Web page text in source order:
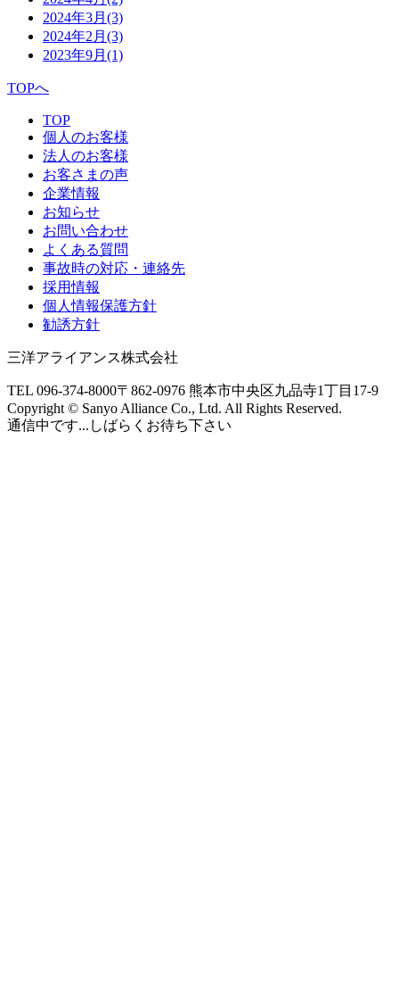
2024年3月 (3)
2024年2月 (3)
2023年9月 (1)
TOPへ
TOP
個人のお客様
法人のお客様
お客さまの声
企業情報
お知らせ
お問い合わせ
よくある質問
事故時の対応・連絡先
採用情報
個人情報保護方針
勧誘方針
三洋アライアンス株式会社
TEL 096-374-8000〒862-0976 熊本市中央区九品寺1丁目17-9
Copyright © Sanyo Alliance Co., Ltd. All Rights Reserved.
通信中です...しばらくお待ち下さい